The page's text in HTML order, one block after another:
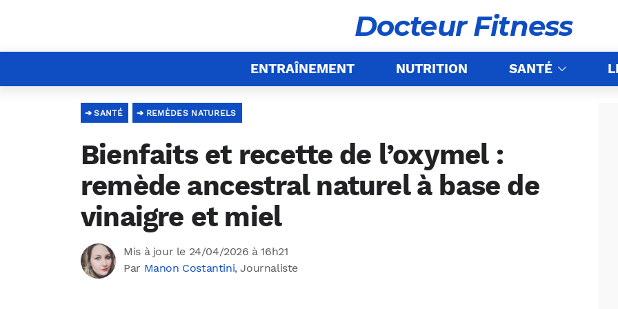
Docteur Fitness
ENTRAÎNEMENT NUTRITION SANTÉ
REMÈDES NATURELS
SANTÉ
Bienfaits et recette de l’oxymel :
remède ancestral naturel à base de
vinaigre et miel
Mis à jour le 24/04/2026 à 16h21
Par Manon Costantini, Journaliste